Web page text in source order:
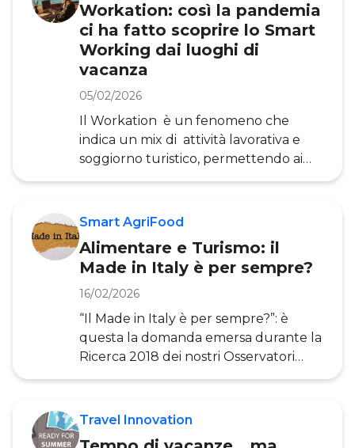
dell’eCommerce, delle prenotazioni e
delle recensioni online, ha mutato
sostanzialmente il modo di fare
turismo. Anche la pandemia ha
trasformato profondamente il settore
turistico: inizialmente con restrizioni e
crisi, poi stimol
Workation: così la pandemia
ci ha fatto scoprire lo Smart
Working dai luoghi di
vacanza
05/02/2026
Il Workation è un fenomeno che
indica un mix di attività lavorativa e
soggiorno turistico, permettendo ai
professionisti di svolgere le proprie
villeggiatura, lontano dalla propria
Questa tendenza si è
significativamente sviluppata come
risposta alle restrizioni imposte
dall’emergenza sanitaria e ha trovato
terreno fertile nell’accelerazione dei
processi di digitalizzazione del lavor
Smart AgriFood
Alimentare e Turismo: il
Made in Italy è per sempre?
16/02/2026
“Il Made in Italy è per sempre?”: è
questa la domanda emersa durante la
Ricerca 2018 dei nostri Osservatori
Smart AgriFood e Innovazione Ditale
emerso un dubbio fondamentale che
Travel Innovation